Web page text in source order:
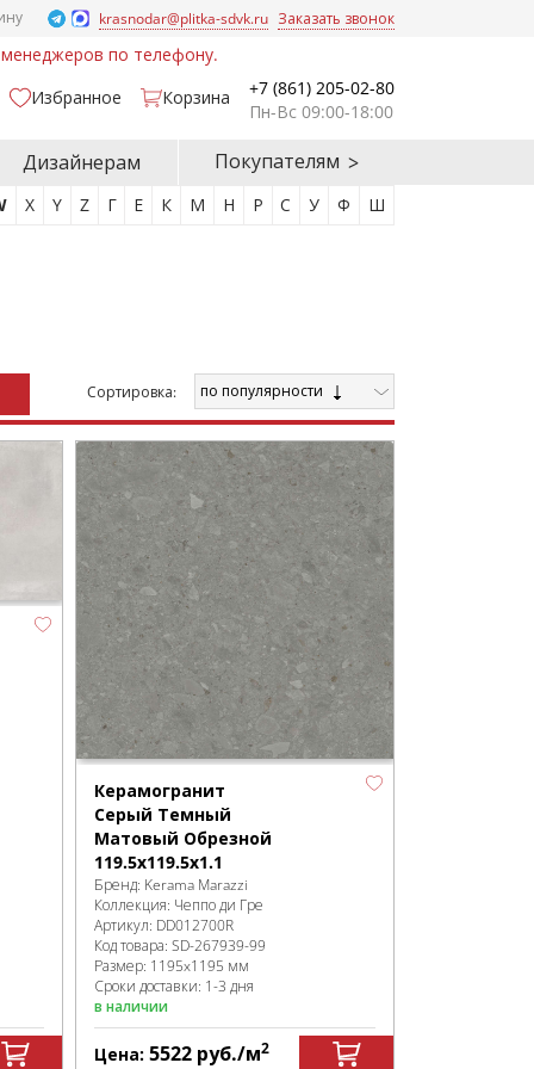
krasnodar@plitka-sdvk.ru Заказать звонок
по телефону.
Избранное
Корзина
+7 (861) 205-02-80
Пн-Вс 09:00-18:00
Дизайнерам Покупателям
X Y Z Г Е К М Н Р С У Ф Ш
Cортировка: по популярности
Керамогранит
Серый Темный
Матовый Обрезной
119.5x119.5x1.1
Бренд: Kerama Marazzi
Коллекция: Чеппо ди Гре
Артикул: DD012700R
Код товара: SD-267939-99
Размер: 1195x1195 мм
Сроки доставки: 1-3 дня
в наличии
Цена: 5522 руб./м2